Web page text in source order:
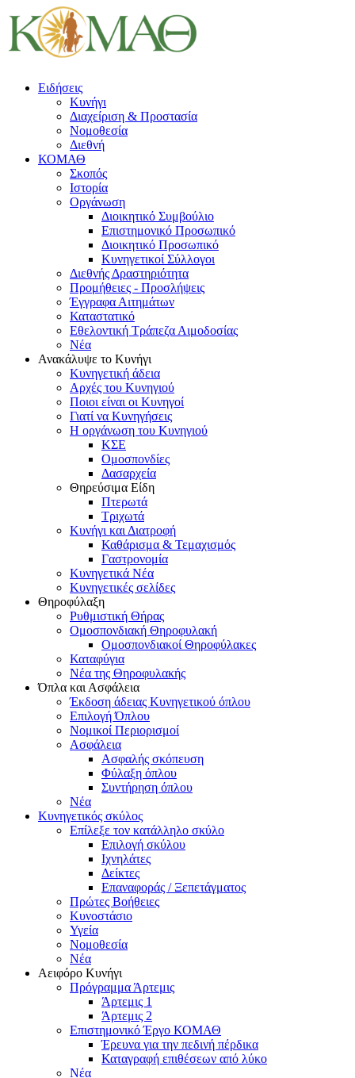
Ειδήσεις
Κυνήγι
Διαχείριση & Προστασία
Νομοθεσία
Διεθνή
ΚΟΜΑΘ
Σκοπός
Ιστορία
Οργάνωση
Διοικητικό Συμβούλιο
Επιστημονικό Προσωπικό
Διοικητικό Προσωπικό
Κυνηγετικοί Σύλλογοι
Διεθνής Δραστηριότητα
Προμήθειες - Προσλήψεις
Έγγραφα Αιτημάτων
Καταστατικό
Εθελοντική Τράπεζα Αιμοδοσίας
Νέα
Ανακάλυψε το Κυνήγι
Κυνηγετική άδεια
Αρχές του Κυνηγιού
Ποιοι είναι οι Κυνηγοί
Γιατί να Κυνηγήσεις
Η οργάνωση του Κυνηγιού
ΚΣΕ
Ομοσπονδίες
Δασαρχεία
Θηρεύσιμα Είδη
Πτερωτά
Τριχωτά
Κυνήγι και Διατροφή
Καθάρισμα & Τεμαχισμός
Γαστρονομία
Κυνηγετικά Νέα
Κυνηγετικές σελίδες
Θηροφύλαξη
Ρυθμιστική Θήρας
Ομοσπονδιακή Θηροφυλακή
Oμοσπονδιακοί Θηροφύλακες
Καταφύγια
Νέα της Θηροφυλακής
Όπλα και Ασφάλεια
Έκδοση άδειας Κυνηγετικού όπλου
Επιλογή Όπλου
Νομικοί Περιορισμοί
Ασφάλεια
Ασφαλής σκόπευση
Φύλαξη όπλου
Συντήρηση όπλου
Νέα
Κυνηγετικός σκύλος
Επίλεξε τον κατάλληλο σκύλο
Επιλογή σκύλου
Ιχνηλάτες
Δείκτες
Επαναφοράς / Ξεπετάγματος
Πρώτες Βοήθειες
Κυνοστάσιο
Υγεία
Νομοθεσία
Νέα
Αειφόρο Κυνήγι
Πρόγραμμα Άρτεμις
Άρτεμις 1
Άρτεμις 2
Επιστημονικό Έργο ΚΟΜΑΘ
Έρευνα για την πεδινή πέρδικα
Καταγραφή επιθέσεων από λύκο
Νέα